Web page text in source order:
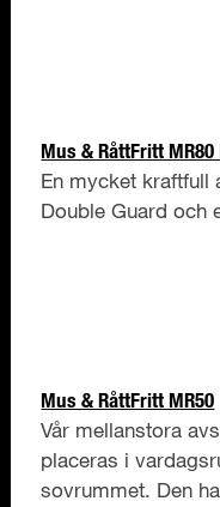
Mus & RåttFritt MR80
En mycket kraftfull
Double Guard och
Mus & RåttFritt MR50
Vår mellanstora
placeras i
sovrummet. Den